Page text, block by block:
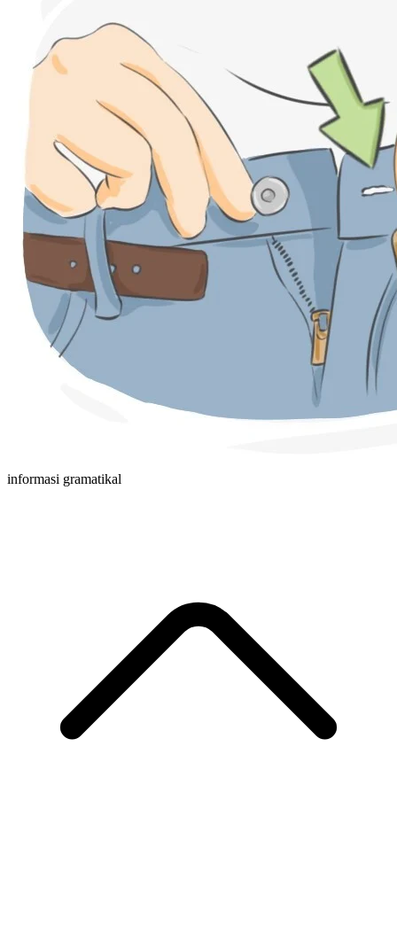
informasi gramatikal